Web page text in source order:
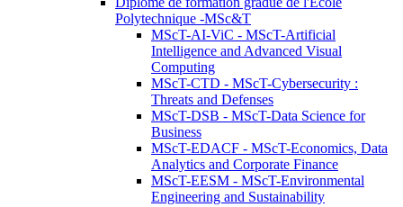
Polytechnique -MSc&T
MScT-AI-ViC - MScT-Artificial
Intelligence and Advanced Visual
Computing
MScT-CTD - MScT-Cybersecurity :
Threats and Defenses
MScT-DSB - MScT-Data Science for
Business
MScT-EDACF - MScT-Economics, Data
Analytics and Corporate Finance
MScT-EESM - MScT-Environmental
Engineering and Sustainability